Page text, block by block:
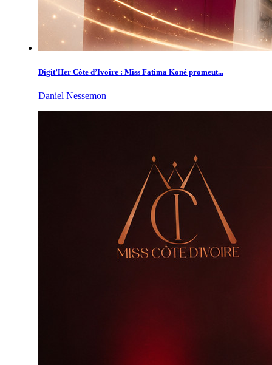
Digit’Her Côte d’Ivoire : Miss Fatima Koné promeut...
Daniel Nessemon